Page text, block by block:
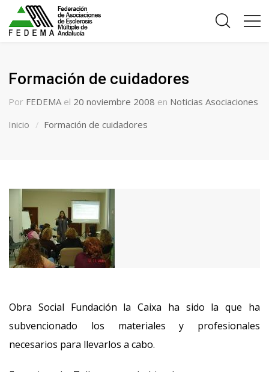
Formación de cuidadores
Por FEDEMA el 20 noviembre 2008 en Noticias Asociaciones
Inicio
Formación de cuidadores
Obra Social Fundación la Caixa ha sido la que ha
subvencionado los materiales y profesionales
necesarios para llevarlos a cabo.